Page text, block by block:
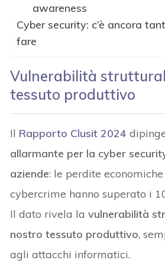
awareness
Cyber security: c’è ancora
fare
Vulnerabilità
tessuto produttivo
Il Rapporto Clusit 2024
allarmante per la cyber
aziende: le perdite
cybercrime hanno superato i
Il dato rivela lavulnerabilità
nostro tessuto produttivo,
agli attacchi informatici.